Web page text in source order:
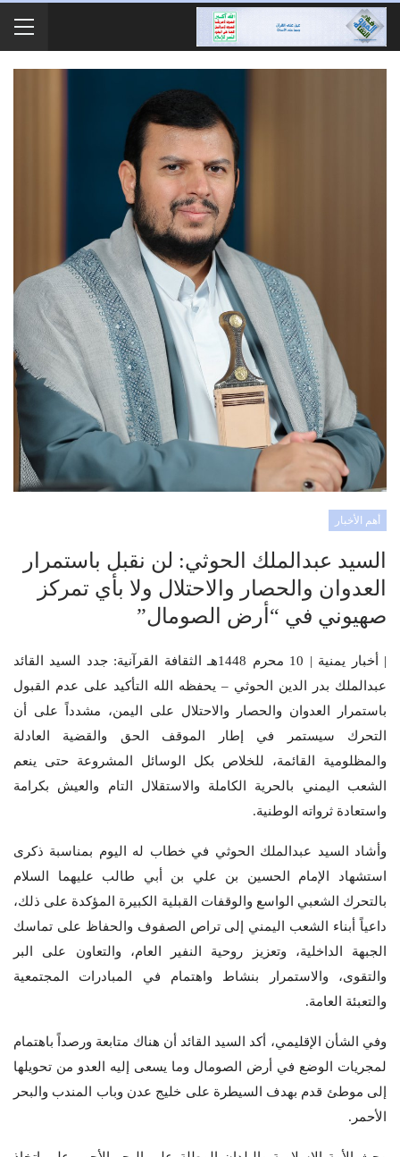
أهم الأخبار
السيد عبدالملك الحوثي: لن نقبل باستمرار
العدوان والحصار والاحتلال ولا بأي تمركز
صهيوني في “أرض الصومال”
| أخبار يمنية | 10 محرم 1448هـ الثقافة القرآنية: جدد السيد القائد
عبدالملك بدر الدين الحوثي – يحفظه الله التأكيد على عدم القبول
باستمرار العدوان والحصار والاحتلال على اليمن، مشدداً على أن
التحرك سيستمر في إطار الموقف الحق والقضية العادلة
والمظلومية القائمة، للخلاص بكل الوسائل المشروعة حتى ينعم
الشعب اليمني بالحرية الكاملة والاستقلال التام والعيش بكرامة
واستعادة ثرواته الوطنية.
وأشاد السيد عبدالملك الحوثي في خطاب له اليوم بمناسبة ذكرى
استشهاد الإمام الحسين بن علي بن أبي طالب عليهما السلام
بالتحرك الشعبي الواسع والوقفات القبلية الكبيرة المؤكدة على ذلك،
داعياً أبناء الشعب اليمني إلى تراص الصفوف والحفاظ على تماسك
الجبهة الداخلية، وتعزيز روحية النفير العام، والتعاون على البر
والتقوى، والاستمرار بنشاط واهتمام في المبادرات المجتمعية
والتعبئة العامة.
وفي الشأن الإقليمي، أكد السيد القائد أن هناك متابعة ورصداً باهتمام
لمجريات الوضع في أرض الصومال وما يسعى إليه العدو من تحويلها
إلى موطئ قدم بهدف السيطرة على خليج عدن وباب المندب والبحر
الأحمر.